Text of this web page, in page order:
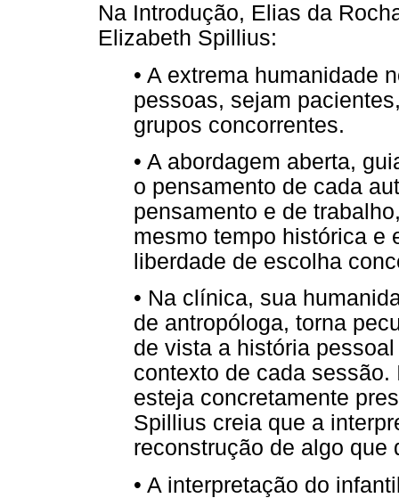
Na Introdução, Elias da
Elizabeth Spillius:
• A extrema humanidade
pessoas, sejam
grupos concorrentes.
• A abordagem aberta,
o pensamento de cada
pensamento e de
mesmo tempo histórica e
liberdade de escolha
• Na clínica, sua
de antropóloga, torna
de vista a história
contexto de cada
esteja concretamente
Spillius creia que a
reconstrução de algo que
• A interpretação do